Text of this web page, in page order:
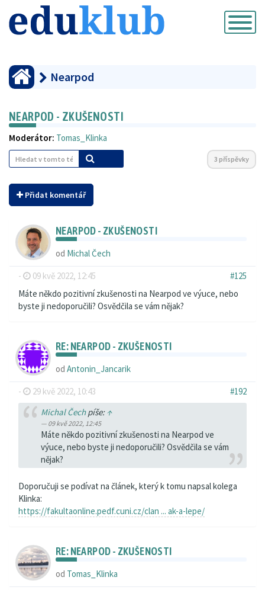
Přepnout
navigaci
Nearpod
NEARPOD - ZKUŠENOSTI
Moderátor: Tomas_Klinka
3 příspěvky
Přidat komentář
NEARPOD - ZKUŠENOSTI
od Michal Čech
-
09 kvě 2022, 12:45
#125
Máte někdo pozitivní zkušenosti na Nearpod ve výuce, nebo
byste ji nedoporučili? Osvědčila se vám nějak?
RE: NEARPOD - ZKUŠENOSTI
od Antonin_Jancarik
-
29 kvě 2022, 10:43
#192
Michal Čechpíše:↑
09 kvě 2022, 12:45
Máte někdo pozitivní zkušenosti na Nearpod ve
výuce, nebo byste ji nedoporučili? Osvědčila se vám
nějak?
Doporučuji se podívat na článek, který k tomu napsal kolega
Klinka:
https://fakultaonline.pedf.cuni.cz/clan ... ak-a-lepe/
RE: NEARPOD - ZKUŠENOSTI
od Tomas_Klinka